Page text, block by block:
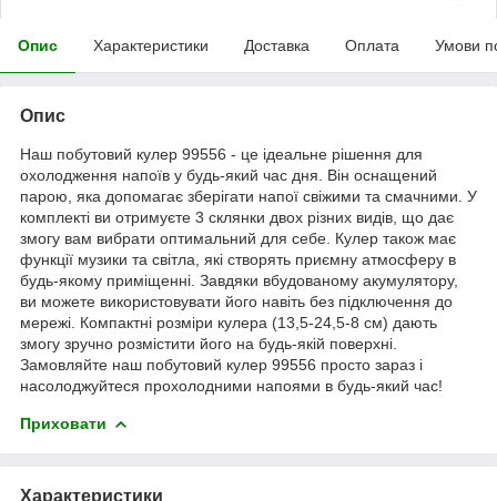
Опис Характеристики Доставка Оплата Умови
Опис
Наш побутовий кулер 99556 - це ідеальне рішення для
охолодження напоїв у будь-який час дня. Він оснащений
парою, яка допомагає зберігати напої свіжими та смачними. У
комплекті ви отримуєте 3 склянки двох різних видів, що дає
змогу вам вибрати оптимальний для себе. Кулер також має
функції музики та світла, які створять приємну атмосферу в
будь-якому приміщенні. Завдяки вбудованому акумулятору,
ви можете використовувати його навіть без підключення до
мережі. Компактні розміри кулера (13,5-24,5-8 см) дають
змогу зручно розмістити його на будь-якій поверхні.
Замовляйте наш побутовий кулер 99556 просто зараз і
насолоджуйтеся прохолодними напоями в будь-який час!
Приховати
Характеристики